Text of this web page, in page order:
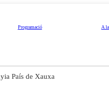
Programació A
País de Xauxa